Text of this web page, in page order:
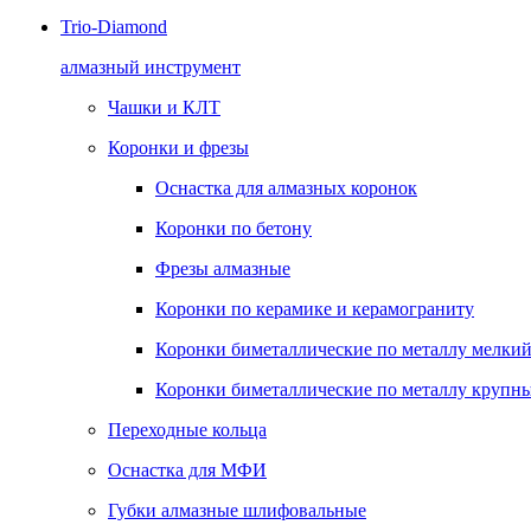
Trio-Diamond
алмазный инструмент
Чашки и КЛТ
Коронки и фрезы
Оснастка для алмазных коронок
Коронки по бетону
Фрезы алмазные
Коронки по керамике и керамограниту
Коронки биметаллические по металлу
Коронки биметаллические по металлу
Переходные кольца
Оснастка для МФИ
Губки алмазные шлифовальные